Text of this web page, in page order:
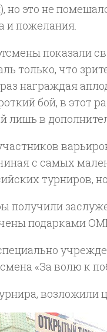
это не
и пожелания.
показали
только, что
раз награждая
бой, в этот
лишь в
с самых
турниров,
получили
подарками
«За волю к